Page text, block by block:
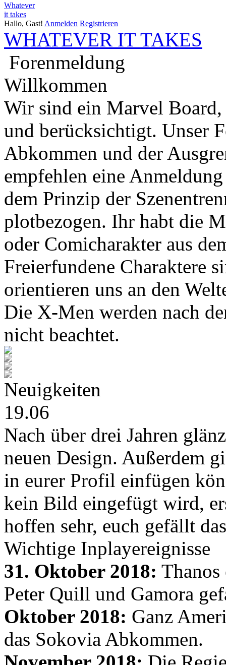
Whatever
it takes
Hallo, Gast! Anmelden Registrieren
WHATEVER IT TAKES
Forenmeldung
Willkommen
Wir sind ein Marvel
und berücksichtigt. Unser
Abkommen und der
empfehlen eine
dem Prinzip der
plotbezogen. Ihr habt die
oder Comicharakter aus
Freierfundene Charaktere
orientieren uns an den
Die X-Men werden nach
nicht beachtet.
Neuigkeiten
19.06
Nach über drei Jahren
neuen Design. Außerdem
in eurer Profil einfügen
kein Bild eingefügt wird,
hoffen sehr, euch gefällt
Wichtige Inplayereignisse
31. Oktober 2018:
Peter Quill und Gamora
Oktober 2018: Ganz
das Sokovia Abkommen.